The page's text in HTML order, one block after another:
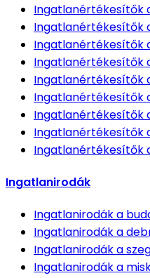
Ingatlanértékesítők
Ingatlanértékesítők
Ingatlanértékesítők
Ingatlanértékesítők
Ingatlanértékesítők
Ingatlanértékesítők
Ingatlanértékesítők
Ingatlanértékesítők
Ingatlanértékesítők
Ingatlanirodák
Ingatlanirodáka
Ingatlanirodáka
Ingatlanirodáka
Ingatlanirodáka